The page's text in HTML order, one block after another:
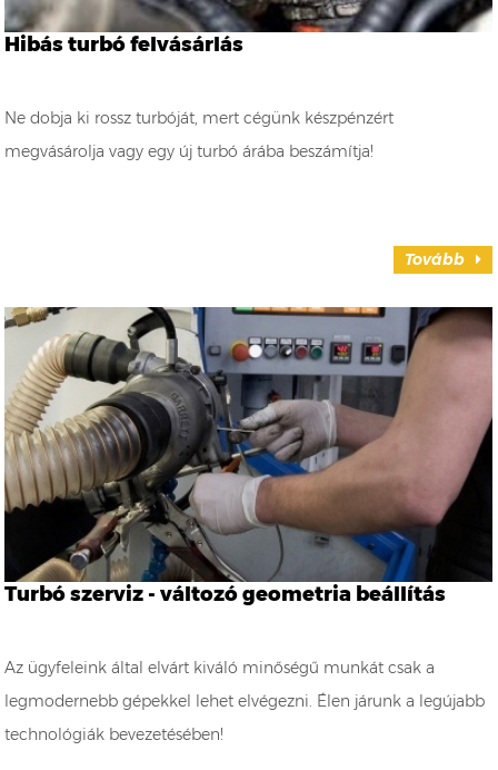
Hibás turbó felvásárlás
Ne dobja ki rossz turbóját, mert cégünk készpénzért
megvásárolja vagy egy új turbó árába beszámítja!
Tovább
Turbó szerviz - változó geometria beállítás
Az ügyfeleink által elvárt kiváló minőségű munkát csak a
legmodernebb gépekkel lehet elvégezni. Élen járunk a legújabb
technológiák bevezetésében!